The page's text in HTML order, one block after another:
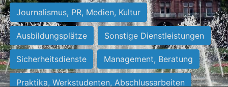
Journalismus, PR, Medien, Kultur
Ausbildungsplätze Sonstige Dienstleistungen
Sicherheitsdienste Management, Beratung
Praktika, Werkstudenten, Abschlussarbeiten